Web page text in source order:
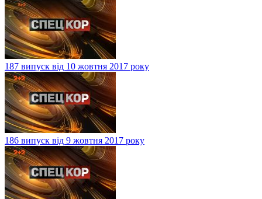
187 випуск від 10 жовтня 2017 року
186 випуск від 9 жовтня 2017 року